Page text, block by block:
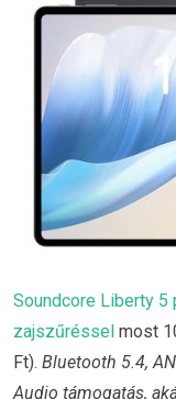
Soundcore Liberty
zajszűréssel most
Ft). Bluetooth 5.4,
Audio támogatás,